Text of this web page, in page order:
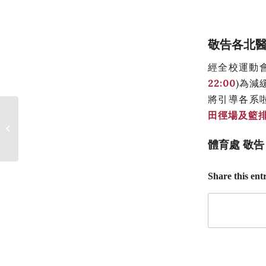
敬告各北
經全校運動
22:00)為減
將引導各系
田徑場及籃
體育處 敬告
Share this